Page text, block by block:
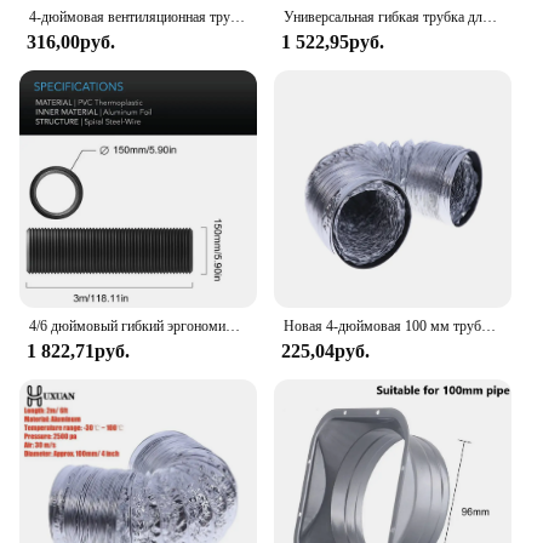
4-дюймовая вентиляционная трубка, алюминиевая трубка, вентиляционный шланг, гибкий вытяжной канал, 2 м
316,00руб.
Универсальная гибкая трубка для вентиляции, 130/150 мм, 1,5/2 м
1 522,95руб.
4/6 дюймовый гибкий эргономичный шланг для сушки на 10/16 футов, сверхмощный 4-слойный осушитель, вентиляционная трубка из ПВХ, вытяжной шланг # W
1 822,71руб.
Новая 4-дюймовая 100 мм трубка для вентиляции из ПВХ, алюминиевая трубка, шланг для вентиляции воздуха, гибкий выхлопной воздуховод 3/2 м, система для вентиляции, ванная комната
225,04руб.